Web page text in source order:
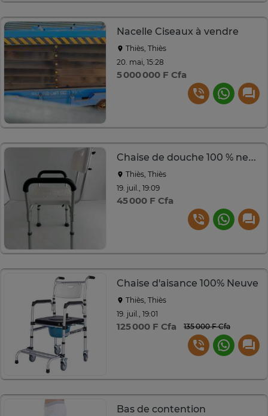
Nacelle Ciseaux à vendre
Thiès, Thiès
20. mai, 15:28
5 000 000 F Cfa
Chaise de douche 100 % neuve
Thiès, Thiès
19. juil., 19:09
45 000 F Cfa
Chaise d'aisance 100% Neuve
Thiès, Thiès
19. juil., 19:01
125 000 F Cfa 135 000 F Cfa
Bas de contention